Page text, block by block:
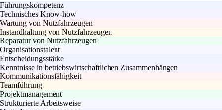
Führungskompetenz
Technisches Know-how
Wartung von Nutzfahrzeugen
Instandhaltung von Nutzfahrzeugen
Reparatur von Nutzfahrzeugen
Organisationstalent
Entscheidungsstärke
Kenntnisse in betriebswirtschaftlichen Zusammenhängen
Kommunikationsfähigkeit
Teamführung
Projektmanagement
Strukturierte Arbeitsweise